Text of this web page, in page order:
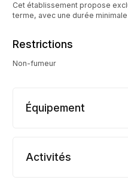
Cet établissement propose
terme, avec une durée
Restrictions
Non-fumeur
Équipement
Activités